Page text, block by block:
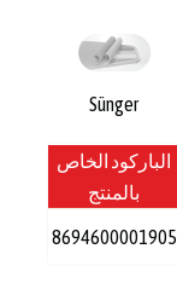
Sünger
الباركود الخاص
بالمنتج
8694600001905